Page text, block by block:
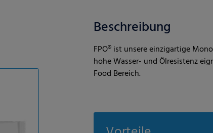
Beschreibung
FPO® ist unsere einzigartige
hohe Wasser- und Ölresistenz
Food Bereich.